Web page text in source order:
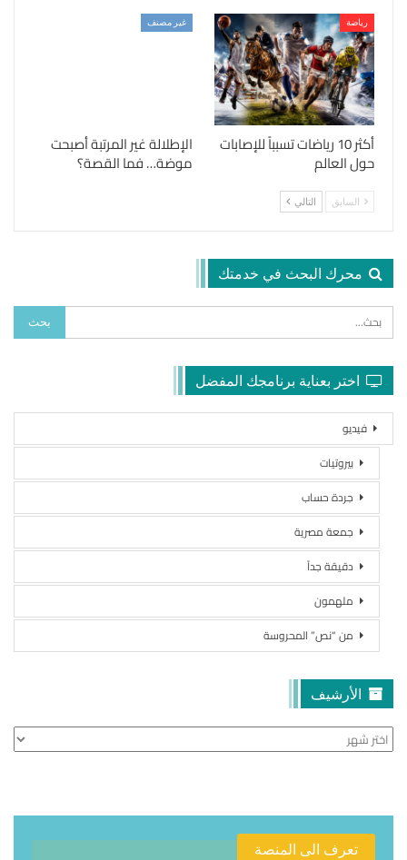
رياضة
أكثر 10 رياضات تسبباً للإصابات
حول العالم
غير مصنف
الإطلالة غير المرتبة أصبحت
موضة… فما القصة؟
السابق التالي
محرك البحث في خدمتك
اختر بعناية برنامجك المفضل
فيديو
بيروتيات
جردة حساب
جمعة مصرية
دقيقة جداً
ملهمون
من “نص” المحروسة
الأرشيف
الأرشيف
تعرف الى المنصة